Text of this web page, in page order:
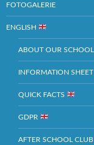
FOTOGALERIE
ENGLISH
ABOUT OUR SCHOOL
INFORMATION SHEET
QUICK FACTS
GDPR
AFTER SCHOOL CLUB